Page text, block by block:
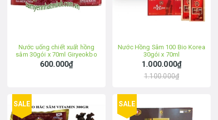
Nước uống chiết xuất hồng
sâm 30gói x 70ml Giryeokbo
Bio Korea
600.000₫
Nước Hồng Sâm 100 Bio Korea
30gói x 70ml
1.000.000₫
1.100.000₫
SALE SALE